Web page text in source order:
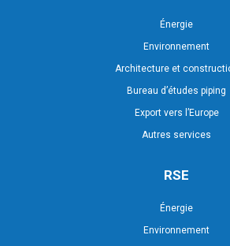
Énergie
Environnement
Architecture et
Bureau d’études piping
Export vers l’Europe
Autres services
RSE
Énergie
Environnement